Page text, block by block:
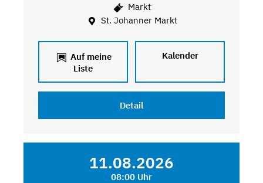
Markt
St. Johanner Markt
Auf meine
Liste
Kalender
Detail
11.08.2026
08:00 Uhr